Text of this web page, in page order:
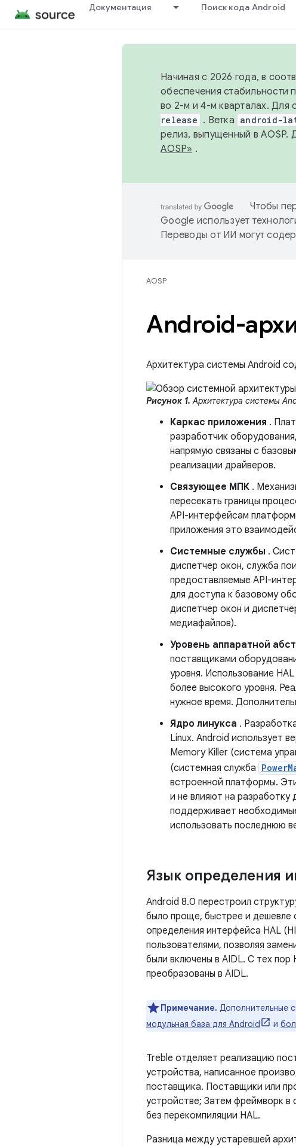
Документация Поиск кода Android
Начиная с 2026 года, в
обеспечения стабильности
во 2-м и 4-м кварталах. Для
release . Ветка android-
релиз, выпущенный в AOSP.
AOSP» .
Чтобы
Google использует
Переводы от ИИ могут
AOSP
Android-
Архитектура системы Android
Рисунок 1. Архитектура системы
Каркас приложения .
разработчик
напрямую связаны с
реализации драйверов.
Связующее МПК .
пересекать границы
API-интерфейсам
приложения это
Системные службы .
диспетчер окон, служба
предоставляемые API-
для доступа к базовому
диспетчер окон и
медиафайлов).
Уровень аппаратной
поставщиками
уровня. Использование
более высокого уровня.
нужное время.
Ядро линукса .
Linux. Android использует
Memory Killer (система
(системная служба
встроенной платформы.
и не влияют на
поддерживает
использовать последнюю
Язык определения
Android 8.0 перестроил
было проще, быстрее и дешевле
определения интерфейса HAL
пользователями, позволяя
были включены в AIDL. С тех
преобразованы в AIDL.
Примечание. Дополнительные
модульная база для Android
и
Treble отделяет реализацию
устройства, написанное
поставщика. Поставщики или
устройстве; Затем фреймворк
без перекомпиляции HAL.
Разница между устаревшей